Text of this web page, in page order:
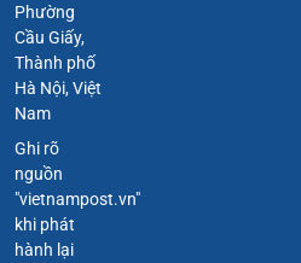
Phường
Cầu Giấy,
Thành phố
Hà Nội, Việt
Nam
Ghi rõ
nguồn
"vietnampost.vn"
khi phát
hành lại